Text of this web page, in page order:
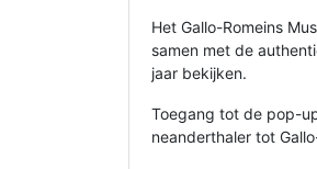
Het Gallo-Romeins
samen met de
jaar bekijken.
Toegang tot de pop-
neanderthaler tot